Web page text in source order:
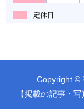
定休日
Copyright ©
【掲載の記事・